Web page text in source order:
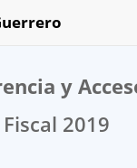
y
2019